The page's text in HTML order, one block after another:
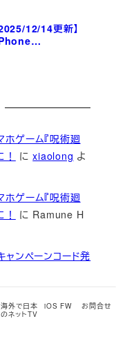
12/14更新】
ゲーム『呪術廻
にxiaolong よ
ゲーム『呪術廻
に Ramune H
ンペーンコード発
海外で日本
のネットTV
iOS FW お問合せ